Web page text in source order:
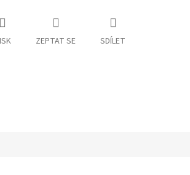
ZEPTAT SE SDÍLET